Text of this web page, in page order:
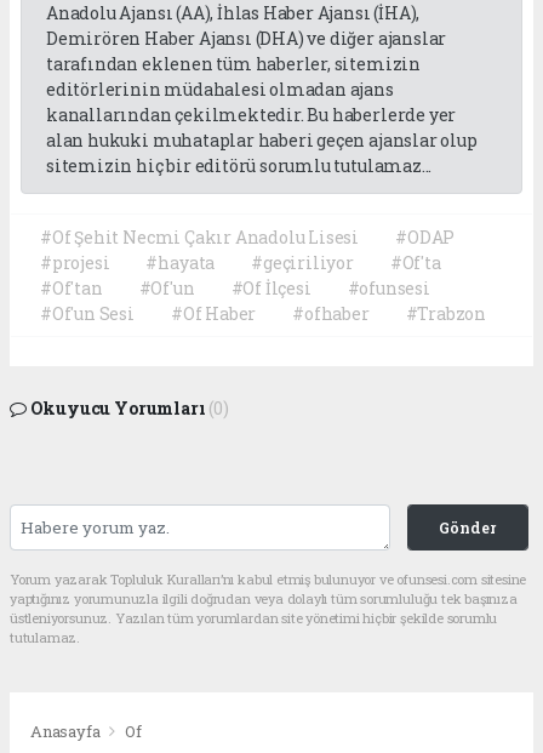
Anadolu Ajansı (AA), İhlas Haber Ajansı (İHA),
Demirören Haber Ajansı (DHA) ve diğer ajanslar
tarafından eklenen tüm haberler, sitemizin
editörlerinin müdahalesi olmadan ajans
kanallarından çekilmektedir. Bu haberlerde yer
alan hukuki muhataplar haberi geçen ajanslar olup
sitemizin hiç bir editörü sorumlu tutulamaz...
#Of Şehit Necmi Çakır Anadolu Lisesi
#ODAP
#projesi
#hayata #geçiriliyor
#Of'ta
#Of'tan
#Of'un #Of İlçesi
#ofunsesi
#Of'un Sesi
#Of Haber #ofhaber #Trabzon
Okuyucu Yorumları (0)
Gönder
Yorum yazarak Topluluk Kuralları’nı kabul etmiş bulunuyor ve ofunsesi.com sitesine
yaptığınız yorumunuzla ilgili doğrudan veya dolaylı tüm sorumluluğu tek başınıza
üstleniyorsunuz. Yazılan tüm yorumlardan site yönetimi hiçbir şekilde sorumlu
tutulamaz.
Anasayfa Of